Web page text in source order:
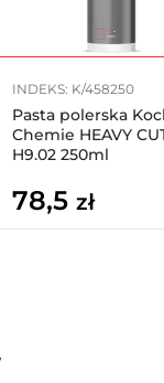
INDEKS: K/458250
Pasta polerska
Chemie HEAVY
H9.02 250ml
78,5 zł